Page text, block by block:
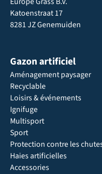
Katoenstraat 17
8281 JZ Genemuiden
Gazon artificiel
Aménagement paysager
Recyclable
Loisirs & événements
Ignifuge
Multisport
Sport
Protection contre les
Haies artificielles
Accessories